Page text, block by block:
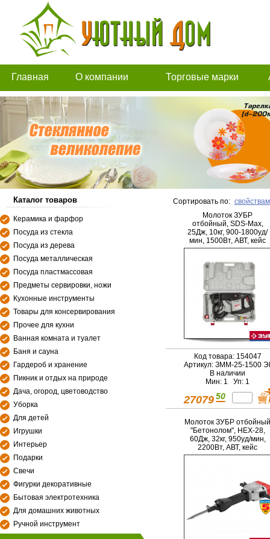
Главная О компании Торговые марки
Каталог товаров
Керамика и фарфор
Посуда из стекла
Посуда из дерева
Посуда металлическая
Посуда пластмассовая
Предметы сервировки, ножи
Кухонные инструменты
Товары для консервирования
Прочее для кухни
Ванная комната и туалет
Баня и сауна
Гардероб и хранение
Пикник и отдых на природе
Дача, огород, цветоводство
Уборка
Для детей
Игрушки
Интерьер
Подарки
Свечи
Фигурки декоративные
Бытовая электротехника
Для домашних животных
Ручной инструмент
Сортировать по: свойствам
Молоток ЗУБР
отбойный, SDS-Max,
25Дж, 10кг, 900-1800уд/
мин, 1500Вт, АВТ, кейс
Код товара: 154047
Артикул: ЗММ-25-1500
В наличии
Мин: 1 Уп: 1
27079 50
Молоток ЗУБР отбойный
"Бетонолом", HEX-28,
60Дж, 32кг, 950уд/мин,
2200Вт, АВТ, кейс